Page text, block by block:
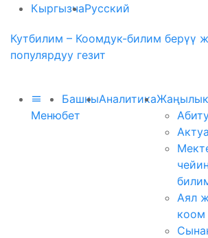
КыргызчаРусский
Кутбилим – Коомдук-билим берүү
популярдуу гезит
Меню
Башкы
бет
Аналитика
Аял
коом